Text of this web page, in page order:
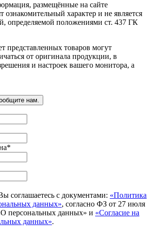
размещённые на сайте
ознакомительный характер и не является
определяемой положениями ст. 437 ГК
представленных товаров могут
от оригинала продукции, в
и настроек вашего монитора, а
нам.
*
соглашаетесь с документами: «Политика
данных», согласно ФЗ от 27 июля
персональных данных» и «Согласие на
данных».